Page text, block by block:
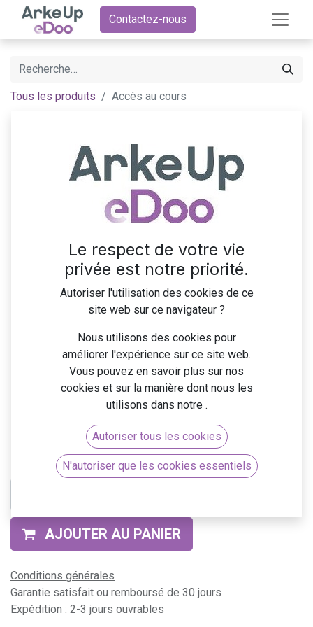
Contactez-nous
Tous les produits Accès au cours
Accès au cours
€
AJOUTER AU PANIER
Conditions générales
Garantie satisfait ou remboursé de 30 jours
Expédition : 2-3 jours ouvrables
Le respect de votre vie
privée est notre priorité.
Autoriser l'utilisation des cookies de ce
site web sur ce navigateur ?
Nous utilisons des cookies pour
améliorer l'expérience sur ce site web.
Vous pouvez en savoir plus sur nos
cookies et sur la manière dont nous les
utilisons dans notre .
Autoriser tous les cookies
N'autoriser que les cookies essentiels